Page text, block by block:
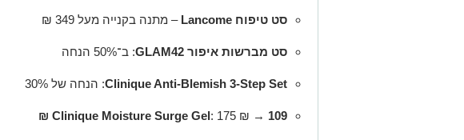
סט טיפוח Lancome – מתנה בקנייה מעל 349 ₪
סט מברשות איפור GLAM42 : ב־50% הנחה
Clinique Anti-Blemish 3-Step Set: הנחה של 30%
Clinique Moisture Surge Gel: 175 ₪ → 109 ₪